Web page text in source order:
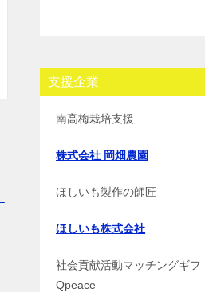
支援企業
南高梅栽培支援
株式会社 岡畑農園
ほしいも製作の師匠
ほしいも株式会社
社会貢献活動マッチングギフ
Qpeace